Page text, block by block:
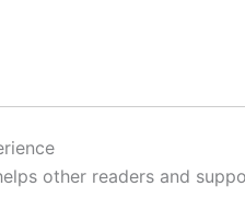
other readers and